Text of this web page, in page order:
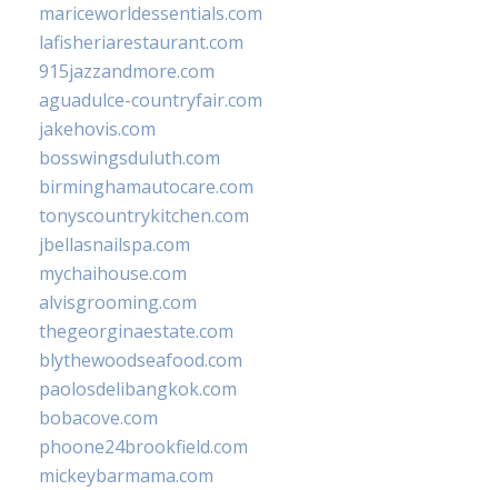
mariceworldessentials.com
lafisheriarestaurant.com
915jazzandmore.com
aguadulce-countryfair.com
jakehovis.com
bosswingsduluth.com
birminghamautocare.com
tonyscountrykitchen.com
jbellasnailspa.com
mychaihouse.com
alvisgrooming.com
thegeorginaestate.com
blythewoodseafood.com
paolosdelibangkok.com
bobacove.com
phoone24brookfield.com
mickeybarmama.com